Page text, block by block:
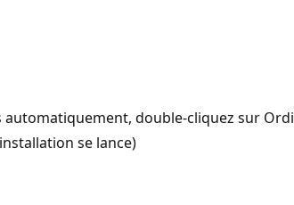
automatiquement, double-cliquez sur
se lance)